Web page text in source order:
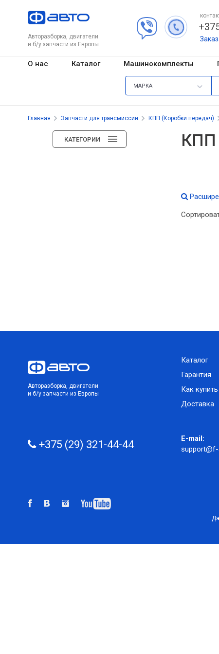
Авторазборка, двигатели
и б/у запчасти из Европы
О нас Каталог Машинокомплекты
МАРКА
Главная Запчасти для трансмиссии КПП (Коробки передач)
КАТЕГОРИИ КПП
Авторазборка, двигатели
и б/у запчасти из Европы
Каталог
Гарантия
Как купить
Доставка
+375 (29) 321-44-44
E-mail: